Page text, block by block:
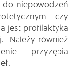
niepowodzeń
czy
jest profilaktyka
Należy również
przyzębia